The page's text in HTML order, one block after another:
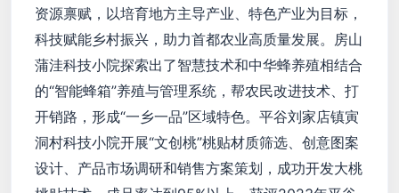
资源禀赋，以培育地方主导产业、特色产业为目标，
科技赋能乡村振兴，助力首都农业高质量发展。房山
蒲洼科技小院探索出了智慧技术和中华蜂养殖相结合
的“智能蜂箱”养殖与管理系统，帮农民改进技术、打
开销路，形成“一乡一品”区域特色。平谷刘家店镇寅
洞村科技小院开展“文创桃”桃贴材质筛选、创意图案
设计、产品市场调研和销售方案策划，成功开发大桃